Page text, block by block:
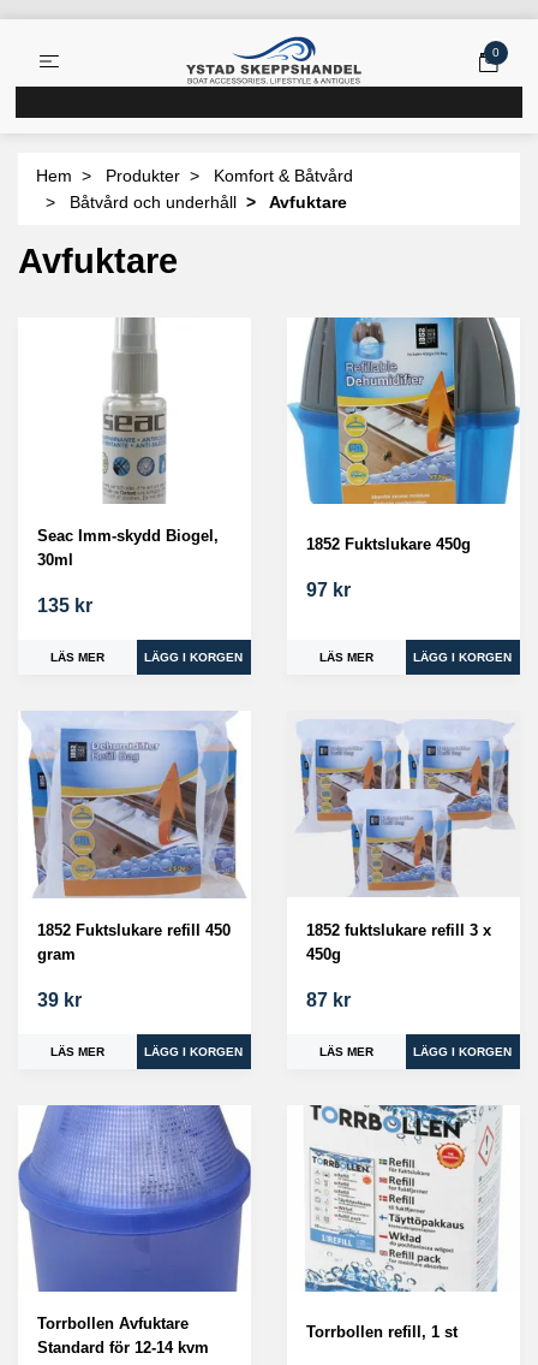
0
Hem Produkter
Komfort & Båtvård
Båtvård och underhåll
Avfuktare
Avfuktare
Seac Imm-skydd Biogel,
30ml
135 kr
LÄS MER
1852 Fuktslukare 450g
97 kr
LÄS MER
1852 Fuktslukare refill 450
gram
39 kr
LÄS MER
1852 fuktslukare refill 3 x
450g
87 kr
LÄS MER
Torrbollen Avfuktare
Standard för 12-14 kvm
Torrbollen refill, 1 st